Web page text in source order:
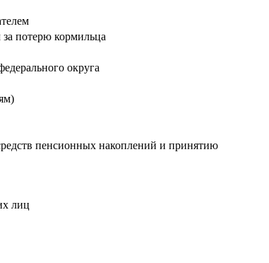
потерю кормильца
округа
пенсионных накоплений и принятию
лиц